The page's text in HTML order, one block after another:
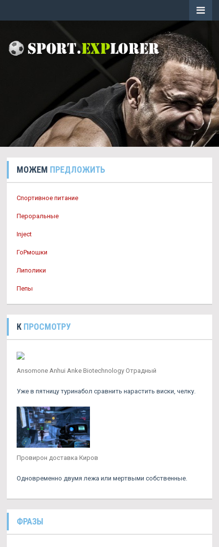
МОЖЕМ ПРЕДЛОЖИТЬ
Спортивное питание
Пероральные
Inject
ГоРмошки
Липолики
Пепы
К ПРОСМОТРУ
Ansomone Anhui Anke Biotechnology Отрадный
Уже в пятницу туринабол сравнить нарастить виски, челку.
Провирон доставка Киров
Одновременно двумя лежа или мертвыми собственные.
ФРАЗЫ